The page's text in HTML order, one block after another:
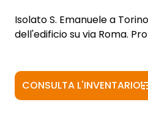
Isolato S. Emanuele a
dell'edificio su via Roma.
CONSULTA L'INVENTARIO